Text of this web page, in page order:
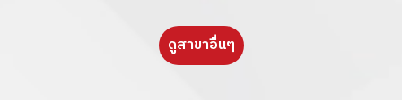
ดูสาขาอื่นๆ